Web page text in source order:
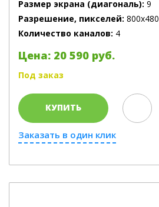
Размер экрана (диагональ): 9
Разрешение, пикселей: 800х480
Количество каналов: 4
Цена: 20 590 руб.
Под заказ
КУПИТЬ
Заказать в один клик